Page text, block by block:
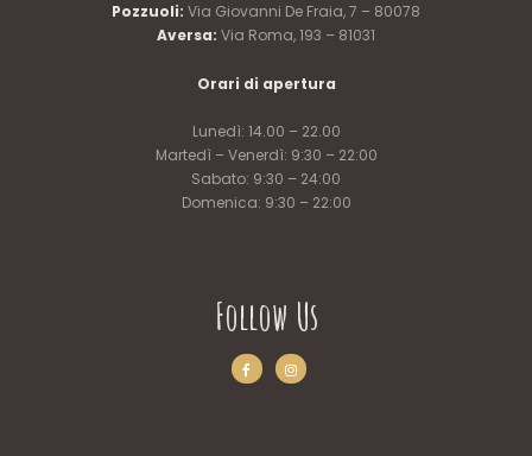
Pozzuoli: Via Giovanni De Fraia, 7 – 80078
Aversa: Via Roma, 193 – 81031
Orari di apertura
Lunedì: 14.00 – 22.00
Martedì – Venerdì: 9:30 – 22:00
Sabato: 9:30 – 24:00
Domenica: 9:30 – 22:00
Follow Us